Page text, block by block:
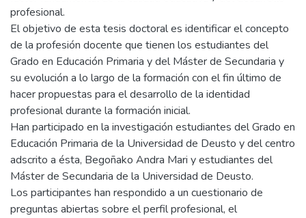
profesional.
El objetivo de esta tesis doctoral es identificar el concepto
de la profesión docente que tienen los estudiantes del
Grado en Educación Primaria y del Máster de Secundaria y
su evolución a lo largo de la formación con el fin último de
hacer propuestas para el desarrollo de la identidad
profesional durante la formación inicial.
Han participado en la investigación estudiantes del Grado en
Educación Primaria de la Universidad de Deusto y del centro
adscrito a ésta, Begoñako Andra Mari y estudiantes del
Máster de Secundaria de la Universidad de Deusto.
Los participantes han respondido a un cuestionario de
preguntas abiertas sobre el perfil profesional, el